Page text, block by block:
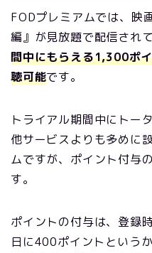
FODプレミアムでは、映
編』が見放題で配信され
間中にもらえる1,300ポ
聴可能です。
トライアル期間中にトー
他サービスよりも多めに
ムですが、ポイント付与
す。
ポイントの付与は、登録
日に400ポイントという